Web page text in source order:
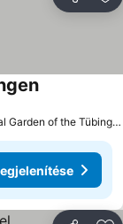
9.6 km-re innen: Botanical Garden of the Tübingen University